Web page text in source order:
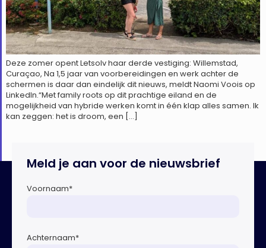
Deze zomer opent Letsolv haar derde vestiging: Willemstad,
Curaçao, Na 1,5 jaar van voorbereidingen en werk achter de
schermen is daar dan eindelijk dit nieuws, meldt Naomi Voois op
LinkedIn.“Met family roots op dit prachtige eiland en de
mogelijkheid van hybride werken komt in één klap alles samen. Ik
kan zeggen: het is droom, een […]
Meld je aan voor de nieuwsbrief
Voornaam*
Achternaam*